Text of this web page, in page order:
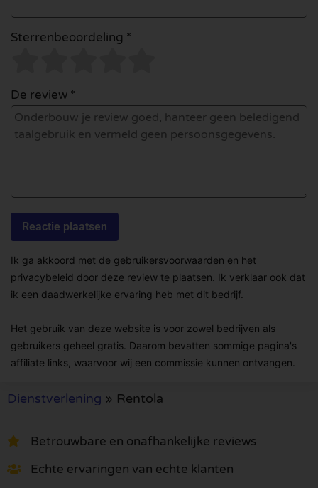
Sterrenbeoordeling *
De review *
Ik ga akkoord met de gebruikersvoorwaarden en het
privacybeleid door deze review te plaatsen. Ik verklaar ook dat
ik een daadwerkelijke ervaring heb met dit bedrijf.
Het gebruik van deze website is voor zowel bedrijven als
gebruikers geheel gratis. Daarom bevatten sommige pagina's
affiliate links, waarvoor wij een commissie kunnen ontvangen.
Dienstverlening » Rentola
Betrouwbare en onafhankelijke reviews
Echte ervaringen van echte klanten